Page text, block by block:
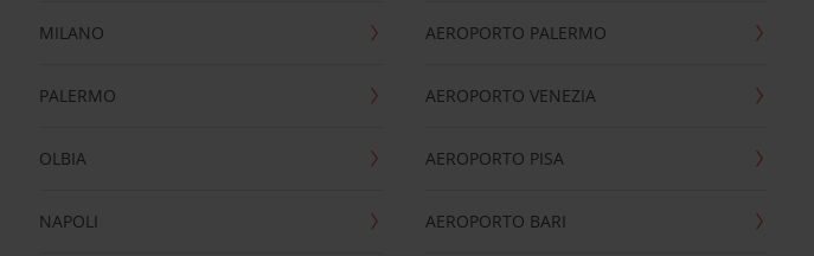
MILANO
PALERMO
OLBIA
NAPOLI
AEROPORTO PALERMO
AEROPORTO VENEZIA
AEROPORTO PISA
AEROPORTO BARI